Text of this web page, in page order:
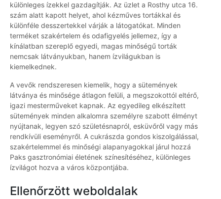
különleges ízekkel gazdagítják. Az üzlet a Rosthy utca 16.
szám alatt kapott helyet, ahol kézműves tortákkal és
különféle desszertekkel várják a látogatókat. Minden
terméket szakértelem és odafigyelés jellemez, így a
kínálatban szereplő egyedi, magas minőségű torták
nemcsak látványukban, hanem ízvilágukban is
kiemelkednek.
A vevők rendszeresen kiemelik, hogy a sütemények
látványa és minősége átlagon felüli, a megszokottól eltérő,
igazi mesterműveket kapnak. Az egyedileg elkészített
sütemények minden alkalomra személyre szabott élményt
nyújtanak, legyen szó születésnapról, esküvőről vagy más
rendkívüli eseményről. A cukrászda gondos kiszolgálással,
szakértelemmel és minőségi alapanyagokkal járul hozzá
Paks gasztronómiai életének színesítéséhez, különleges
ízvilágot hozva a város központjába.
Ellenőrzött weboldalak